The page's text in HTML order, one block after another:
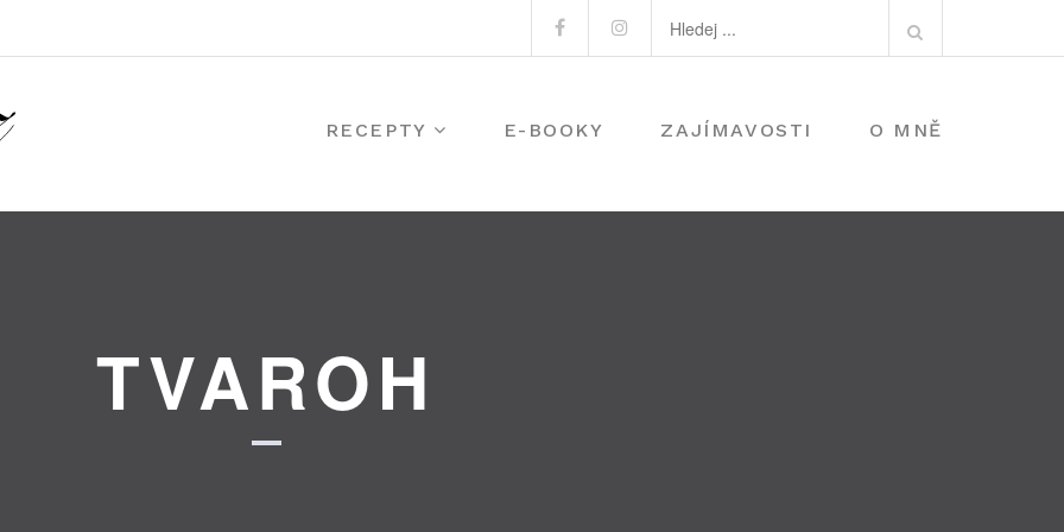
FacebookInstagram
RECEPTY E-BOOKY ZAJÍMAVOSTI O MNĚ
TVAROH